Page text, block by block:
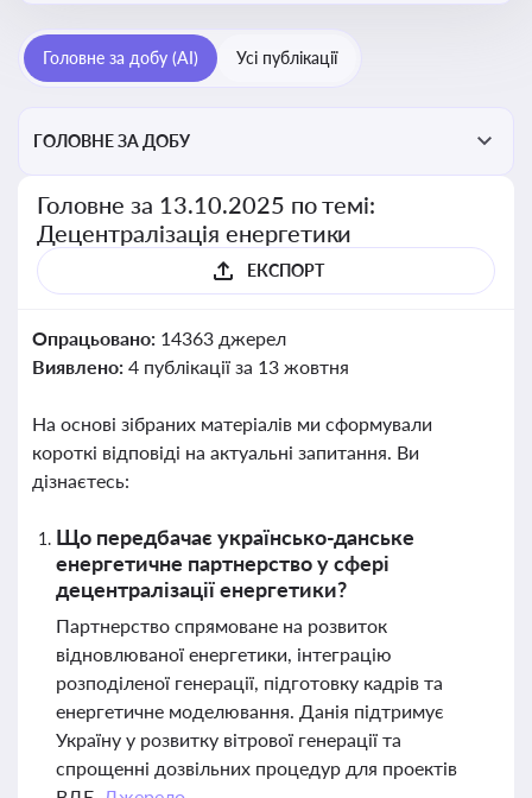
втрат при транспортуванні енергії та стимулювання
розвитку відновлюваних джерел
Головне за добу (AI) Усі публікації
ГОЛОВНЕ ЗА ДОБУ
Головне за 13.10.2025 по темі:
Децентралізація енергетики
ЕКСПОРТ
Опрацьовано: 14363 джерел
Виявлено: 4 публікації за 13 жовтня
На основі зібраних матеріалів ми сформували
короткі відповіді на актуальні запитання. Ви
дізнаєтесь:
Що передбачає українсько-данське
енергетичне партнерство у сфері
децентралізації енергетики?
Партнерство спрямоване на розвиток
відновлюваної енергетики, інтеграцію
розподіленої генерації, підготовку кадрів та
енергетичне моделювання. Данія підтримує
Україну у розвитку вітрової генерації та
спрощенні дозвільних процедур для проектів